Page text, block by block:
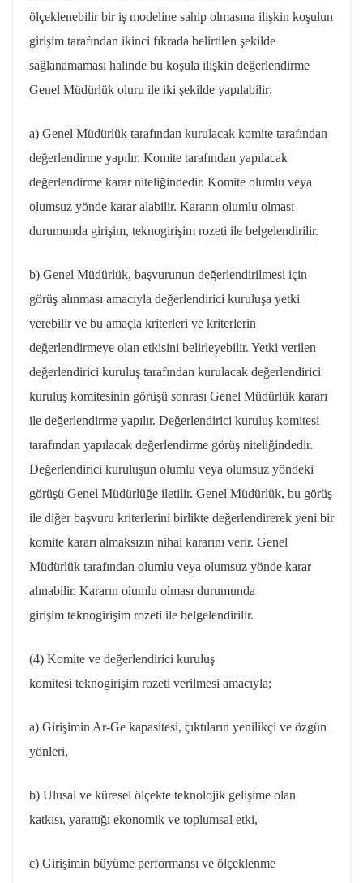
ölçeklenebilir bir iş modeline sahip olmasına ilişkin koşulun
girişim tarafından ikinci fıkrada belirtilen şekilde
sağlanamaması halinde bu koşula ilişkin değerlendirme
Genel Müdürlük oluru ile iki şekilde yapılabilir:
a) Genel Müdürlük tarafından kurulacak komite tarafından
değerlendirme yapılır. Komite tarafından yapılacak
değerlendirme karar niteliğindedir. Komite olumlu veya
olumsuz yönde karar alabilir. Kararın olumlu olması
durumunda girişim, teknogirişim rozeti ile belgelendirilir.
b) Genel Müdürlük, başvurunun değerlendirilmesi için
görüş alınması amacıyla değerlendirici kuruluşa yetki
verebilir ve bu amaçla kriterleri ve kriterlerin
değerlendirmeye olan etkisini belirleyebilir. Yetki verilen
değerlendirici kuruluş tarafından kurulacak değerlendirici
kuruluş komitesinin görüşü sonrası Genel Müdürlük kararı
ile değerlendirme yapılır. Değerlendirici kuruluş komitesi
tarafından yapılacak değerlendirme görüş niteliğindedir.
Değerlendirici kuruluşun olumlu veya olumsuz yöndeki
görüşü Genel Müdürlüğe iletilir. Genel Müdürlük, bu görüş
ile diğer başvuru kriterlerini birlikte değerlendirerek yeni bir
komite kararı almaksızın nihai kararını verir. Genel
Müdürlük tarafından olumlu veya olumsuz yönde karar
alınabilir. Kararın olumlu olması durumunda
girişim teknogirişim rozeti ile belgelendirilir.
(4) Komite ve değerlendirici kuruluş
komitesi teknogirişim rozeti verilmesi amacıyla;
a) Girişimin Ar-Ge kapasitesi, çıktıların yenilikçi ve özgün
yönleri,
b) Ulusal ve küresel ölçekte teknolojik gelişime olan
katkısı, yarattığı ekonomik ve toplumsal etki,
c) Girişimin büyüme performansı ve ölçeklenme